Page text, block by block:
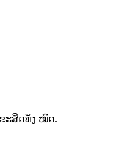
ຂະສິດທັງ ໝົດ.